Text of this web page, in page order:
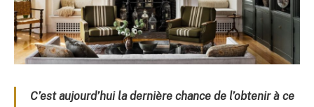
C’est aujourd’hui la dernière chance de l’obtenir à ce